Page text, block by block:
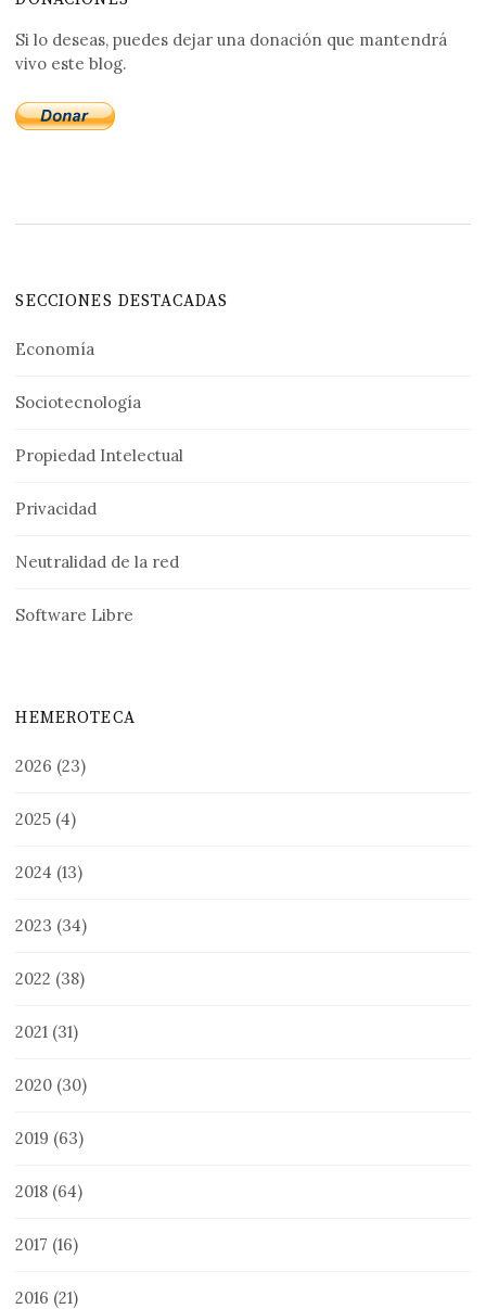
Si lo deseas, puedes dejar una donación que mantendrá
vivo este blog.
SECCIONES DESTACADAS
Economía
Sociotecnología
Propiedad Intelectual
Privacidad
Neutralidad de la red
Software Libre
HEMEROTECA
2026 (23)
2025 (4)
2024 (13)
2023 (34)
2022 (38)
2021 (31)
2020 (30)
2019 (63)
2018 (64)
2017 (16)
2016 (21)